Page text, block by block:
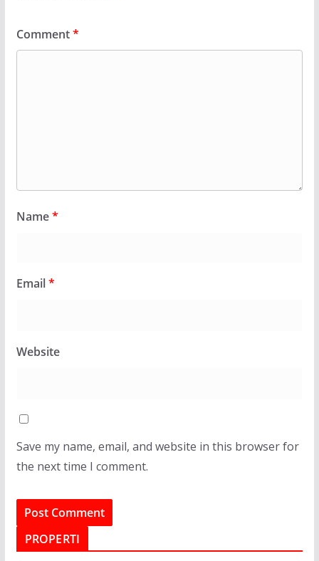
Comment*
Name*
Email*
Website
Save my name, email, and website in this browser for
the next time I comment.
PROPERTI